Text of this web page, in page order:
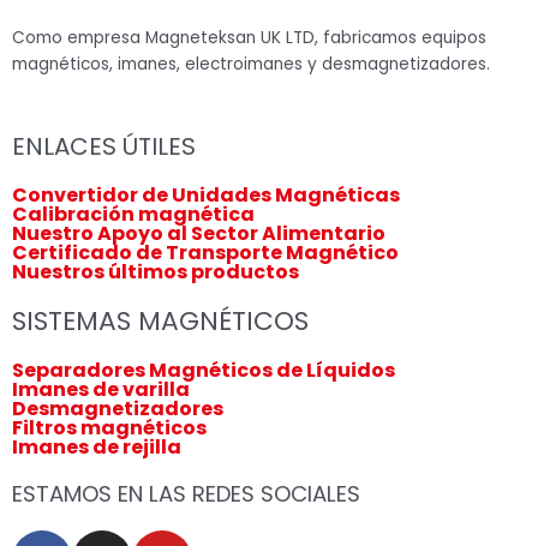
Como empresa Magneteksan UK LTD, fabricamos equipos
magnéticos, imanes, electroimanes y desmagnetizadores.
ENLACES ÚTILES
Convertidor de Unidades Magnéticas
Calibración magnética
Nuestro Apoyo al Sector Alimentario
Certificado de Transporte Magnético
Nuestros últimos productos
SISTEMAS MAGNÉTICOS
Separadores Magnéticos de Líquidos
Imanes de varilla
Desmagnetizadores
Filtros magnéticos
Imanes de rejilla
ESTAMOS EN LAS REDES SOCIALES